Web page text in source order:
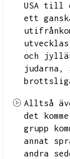
USA till
ett
och
judarna,
Alltså
det
grupp
annat
andra